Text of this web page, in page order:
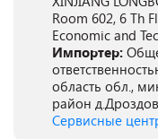
Room 602, 6 Th
Economic and
Импортер:
область обл.,
район
Сервисные